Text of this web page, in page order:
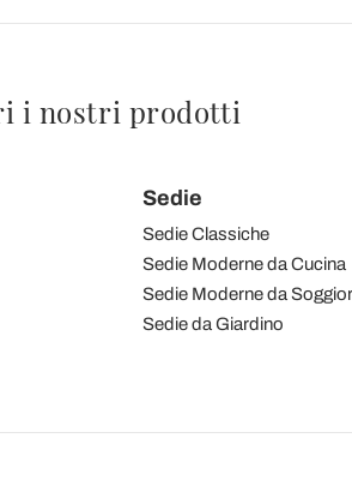
i nostri prodotti
Sedie
Sedie Classiche
Sedie Moderne da Cucina
Sedie Moderne da
Sedie da Giardino